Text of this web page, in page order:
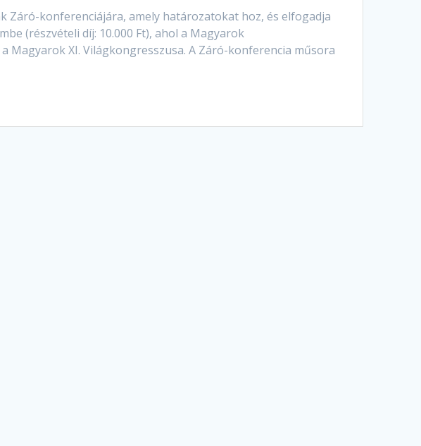
Záró-konferenciájára, amely határozatokat hoz, és elfogadja
(részvételi díj: 10.000 Ft), ahol a Magyarok
Magyarok XI. Világkongresszusa. A Záró-konferencia műsora